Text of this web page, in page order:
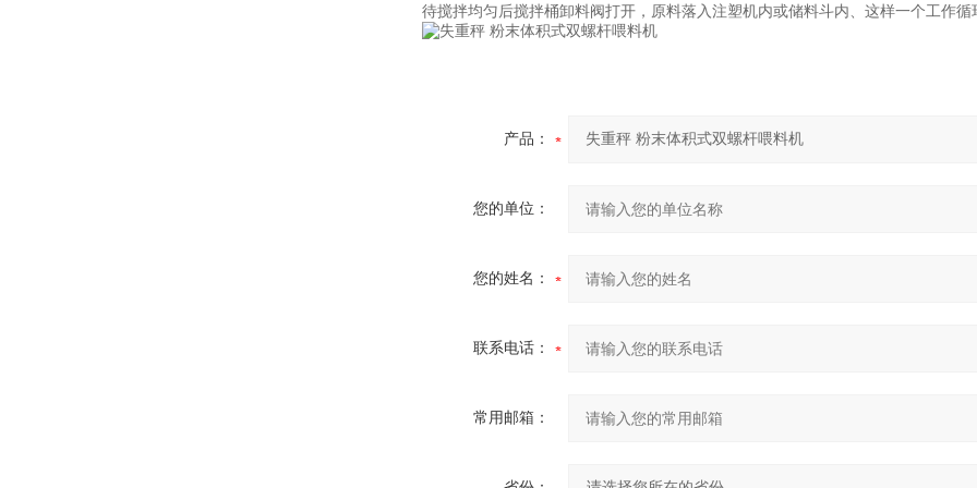
待搅拌均匀后搅拌桶卸料阀打开，原料落入注塑机内或储料斗内、这样一个工作循
产品：
您的单位：
您的姓名：
联系电话：
常用邮箱：